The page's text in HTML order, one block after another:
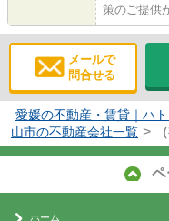
策のご提供
メールで
問合せる
愛媛の不動産・賃貸｜ハ
山市の不動産会社一覧 >
ペ
ホーム